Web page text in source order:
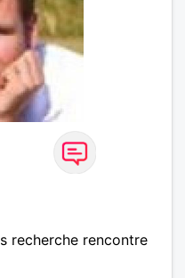
recherche rencontre